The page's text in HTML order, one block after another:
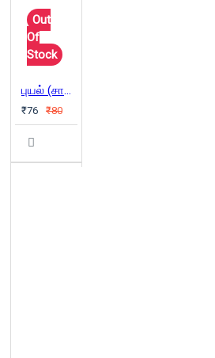
Out
Of
Stock
புயல் (சாகித்திய அகாடெமி )
₹76 ₹80